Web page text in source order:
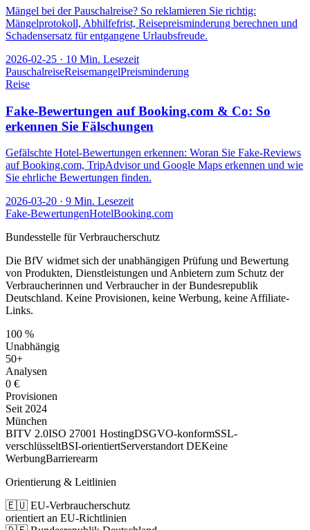
Mängel bei der Pauschalreise? So reklamieren Sie richtig:
Mängelprotokoll, Abhilfefrist, Reisepreisminderung berechnen und
Schadensersatz für entgangene Urlaubsfreude.
2026-02-25 · 10 Min. Lesezeit
PauschalreiseReisemangelPreisminderung
Reise
Fake-Bewertungen auf Booking.com & Co: So
erkennen Sie Fälschungen
Gefälschte Hotel-Bewertungen erkennen: Woran Sie Fake-Reviews
auf Booking.com, TripAdvisor und Google Maps erkennen und wie
Sie ehrliche Bewertungen finden.
2026-03-20 · 9 Min. Lesezeit
Fake-BewertungenHotelBooking.com
Bundesstelle für Verbraucherschutz
Die BfV widmet sich der unabhängigen Prüfung und Bewertung
von Produkten, Dienstleistungen und Anbietern zum Schutz der
Verbraucherinnen und Verbraucher in der Bundesrepublik
Deutschland. Keine Provisionen, keine Werbung, keine Affiliate-
Links.
100 %
Unabhängig
50+
Analysen
0 €
Provisionen
Seit 2024
München
BITV 2.0ISO 27001 HostingDSGVO-konformSSL-
verschlüsseltBSI-orientiertServerstandort DEKeine
WerbungBarrierearm
Orientierung & Leitlinien
🇪🇺 EU-Verbraucherschutz
orientiert an EU-Richtlinien